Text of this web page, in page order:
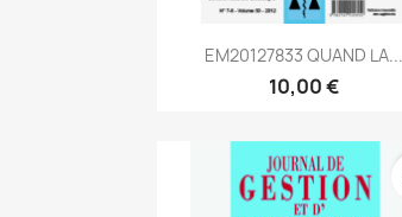
Aperçu rapide
EM20127833 QUAND LA...
10,00 €